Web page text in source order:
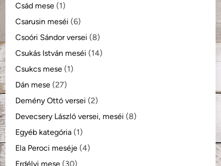
Csád mese (1)
Csarusin meséi (6)
Csoóri Sándor versei (8)
Csukás István meséi (14)
Csukcs mese (1)
Dán mese (27)
Demény Ottó versei (2)
Devecsery László versei, meséi (8)
Egyéb kategória (1)
Ela Peroci meséje (4)
Erdélyi mese (30)